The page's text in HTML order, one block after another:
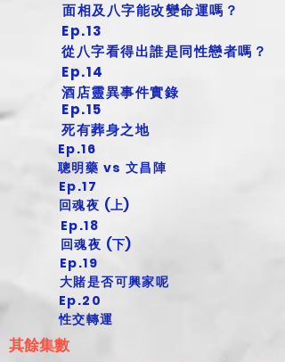
面相及八字能改變命運嗎？
Ep.13
從八字看得出誰是同性戀者嗎？
Ep.14
酒店靈異事件實錄
Ep.15
死有葬身之地
Ep.16
聰明藥 vs 文昌陣
Ep.17
回魂夜 (上)
Ep.18
回魂夜 (下)
Ep.19
大賭是否可興家呢
Ep.20
性交轉運
其餘集數